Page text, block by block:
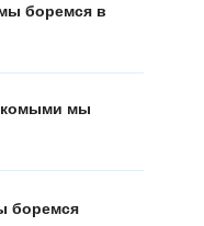
боремся в
мы
боремся